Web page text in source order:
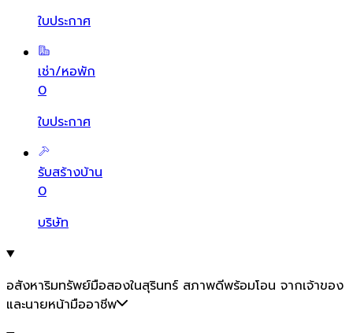
ใบประกาศ
เช่า/หอพัก
0
ใบประกาศ
รับสร้างบ้าน
0
บริษัท
อสังหาริมทรัพย์มือสองในสุรินทร์ สภาพดีพร้อมโอน จากเจ้าของ
และนายหน้ามืออาชีพ